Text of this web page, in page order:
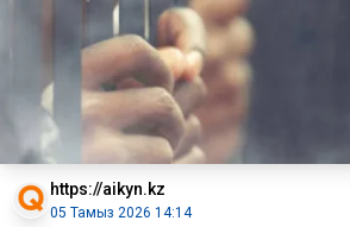
https://aikyn.kz
05 Тамыз 2026 14:14